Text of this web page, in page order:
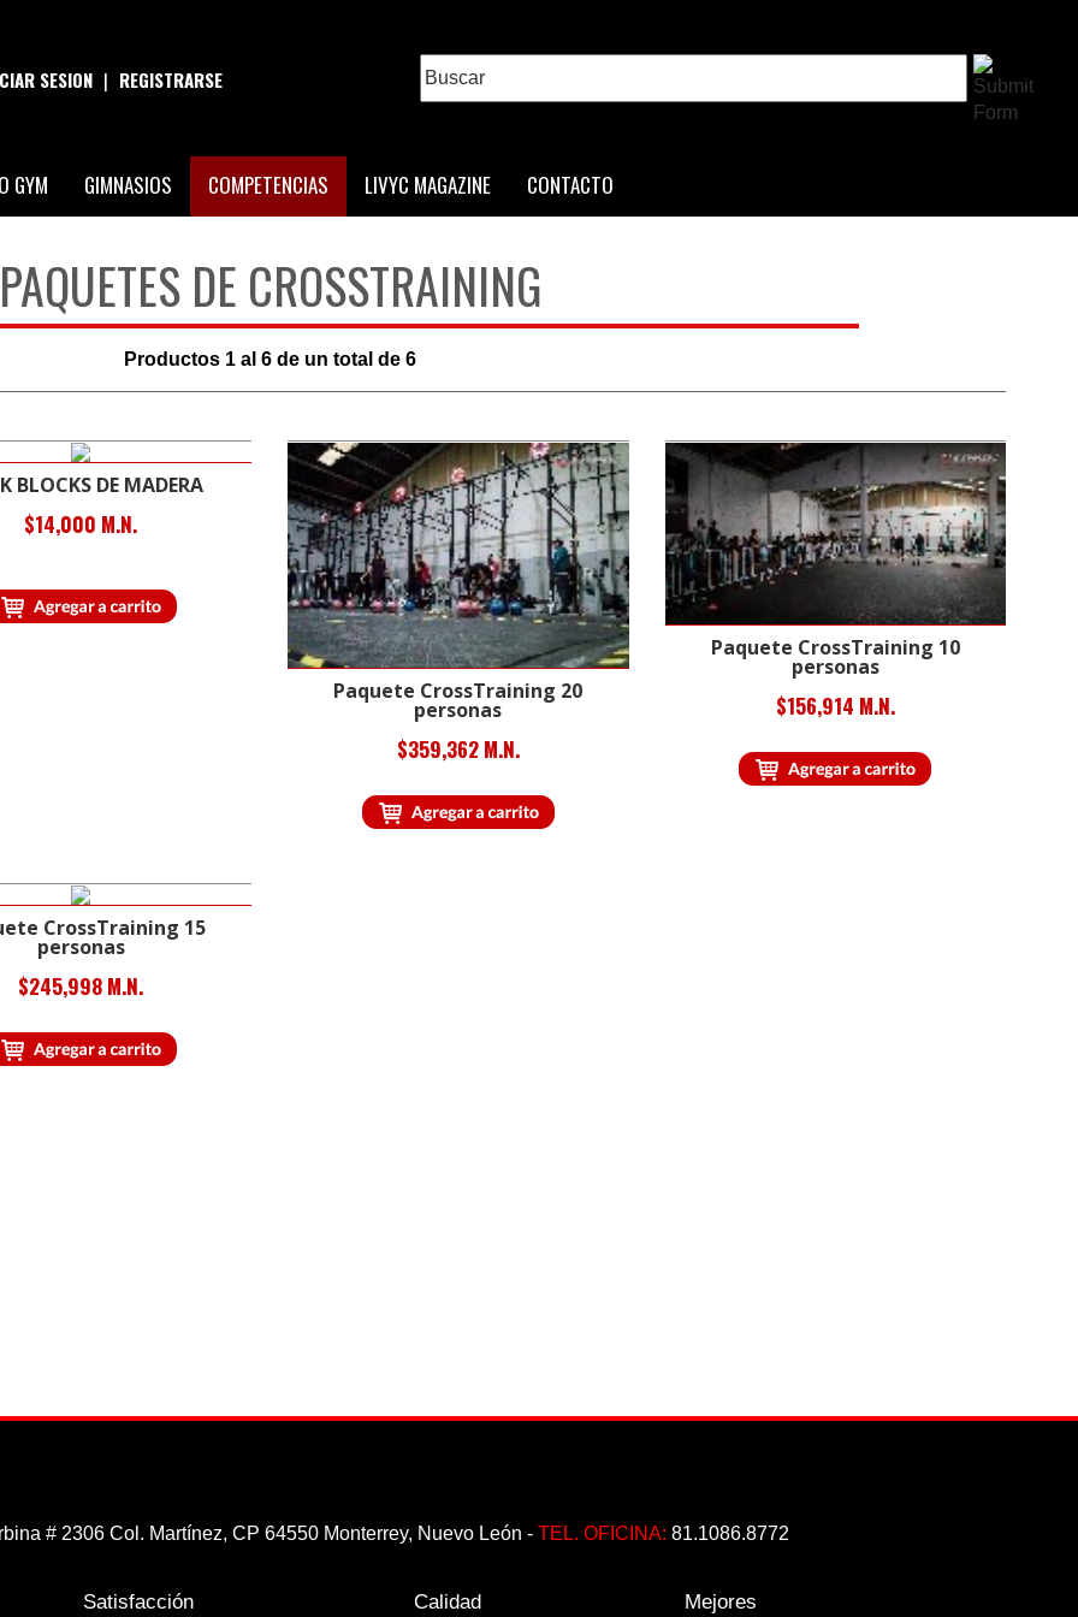
SESION | REGISTRARSE
GYM GIMNASIOS COMPETENCIAS LIVYC MAGAZINE CONTACTO
DE CROSSTRAINING
Productos 1al 6de un total de 6
BLOCKS DE MADERA
$14,000 M.N.
Paquete CrossTraining 20
personas
$359,362 M.N.
Paquete CrossTraining 10
personas
$156,914 M.N.
CrossTraining 15
personas
$245,998 M.N.
# 2306 Col. Martínez, CP 64550 Monterrey, Nuevo León - TEL. OFICINA: 81.1086.8772
Satisfacción
Calidad
Mejores